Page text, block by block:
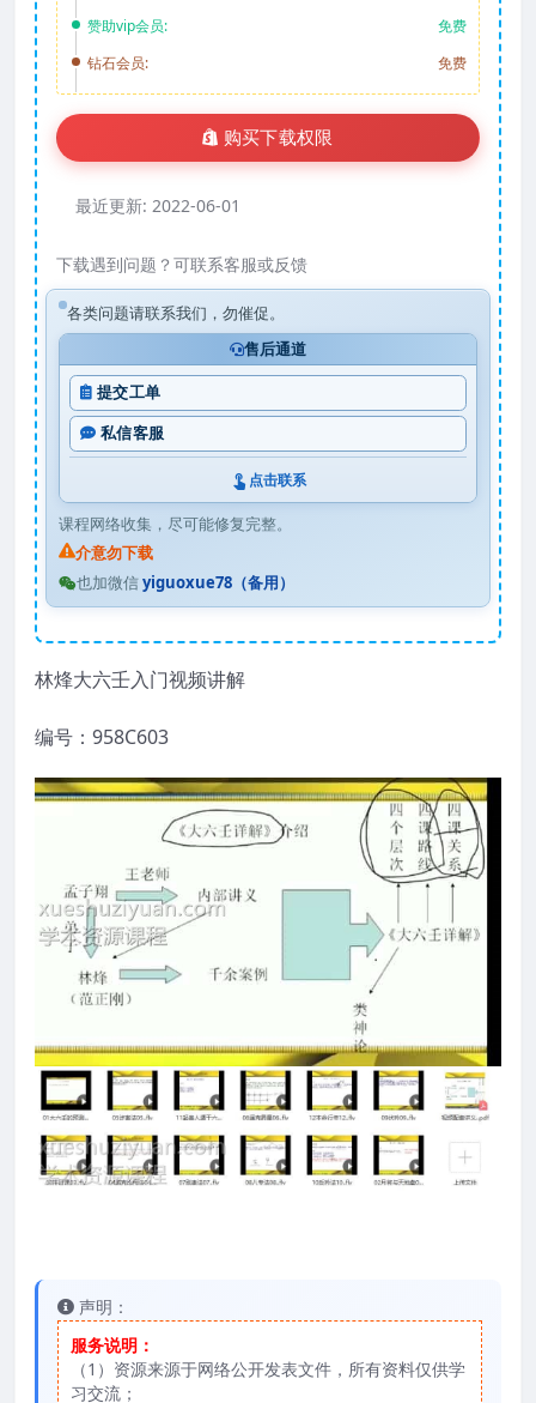
赞助vip会员:
免费
钻石会员:
免费
购买下载权限
最近更新: 2022-06-01
下载遇到问题？可联系客服或反馈
各类问题请联系我们，勿催促。
售后通道
提交工单
私信客服
点击联系
课程网络收集，尽可能修复完整。
介意勿下载
也加微信yiguoxue78（备用）
林烽大六壬入门视频讲解
编号：958C603
声明：
服务说明：
（1）资源来源于网络公开发表文件，所有资料仅供学
习交流；